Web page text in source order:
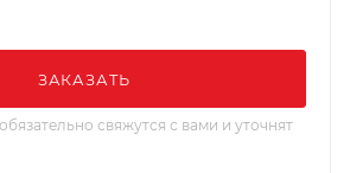
ЗАКАЗАТЬ
свяжутся с вами и уточнят